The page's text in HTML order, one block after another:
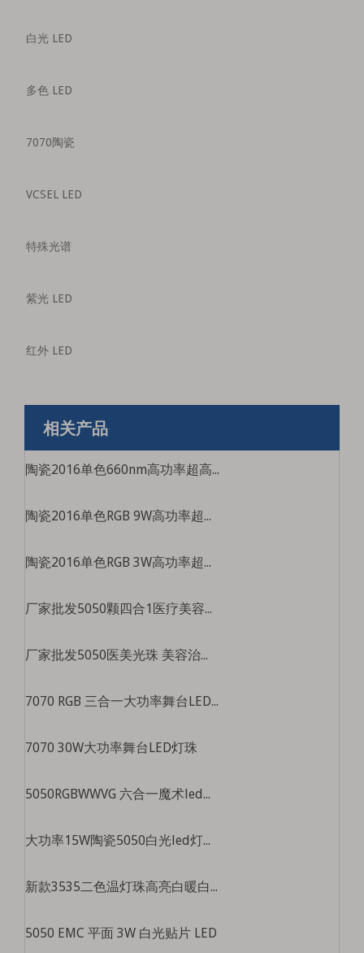
白光 LED
多色 LED
7070陶瓷
VCSEL LED
特殊光谱
紫光 LED
红外 LED
相关产品
陶瓷2016单色660nm高功率超高亮度医疗美容led LED光源
陶瓷2016单色RGB 9W高功率超高亮度游泳池灯光灯光灯源特殊彩色珠
陶瓷2016单色RGB 3W高功率超高亮度游泳池轻舞灯源特殊彩色珠
厂家批发5050颗四合1医疗美容灯珠美容仪大排灯珠红黄蓝光治疗仪光源
厂家批发5050医美光珠 美容治疗光珠 医美光疗5050三合一灯珠
7070 RGB 三合一大功率舞台LED灯珠
7070 30W大功率舞台LED灯珠
5050RGBWWVG 六合一魔术led灯珠高亮舞台灯景观灯5050全彩led灯珠
大功率15W陶瓷5050白光led灯珠sst-40手电筒灯珠5050白光led灯珠
新款3535二色温灯珠高亮白暖白led灯珠3535四芯二色温led灯珠
5050 EMC 平面 3W 白光贴片 LED